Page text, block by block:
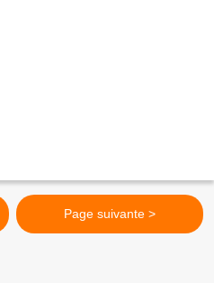
Page suivante >